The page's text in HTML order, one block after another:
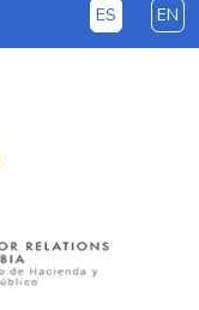
ES EN